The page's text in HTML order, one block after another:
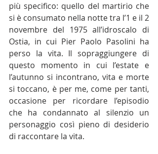
più specifico: quello del martirio che
si è consumato nella notte tra l’1 e il 2
novembre del 1975 all’idroscalo di
Ostia, in cui Pier Paolo Pasolini ha
perso la vita. Il sopraggiungere di
questo momento in cui l’estate e
l’autunno si incontrano, vita e morte
si toccano, è per me, come per tanti,
occasione per ricordare l’episodio
che ha condannato al silenzio un
personaggio così pieno di desiderio
di raccontare la vita.